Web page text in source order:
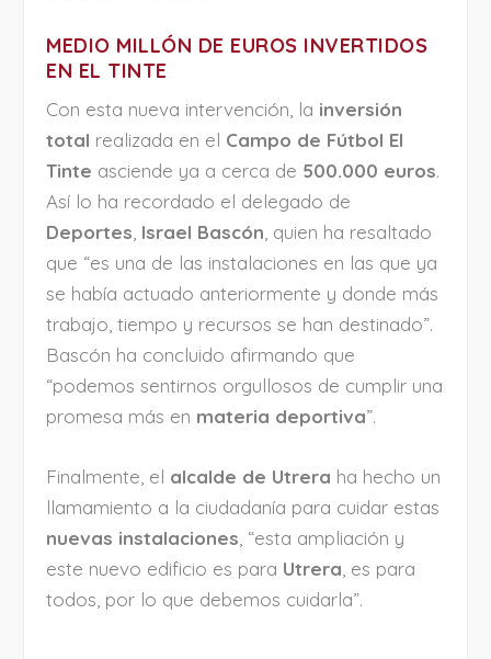
MEDIO MILLÓN DE EUROS INVERTIDOS
EN EL TINTE
Con esta nueva intervención, la inversión
total realizada en el Campo de Fútbol El
Tinte asciende ya a cerca de 500.000 euros.
Así lo ha recordado el delegado de
Deportes Israel Bascón , quien ha resaltado
que “es una de las instalaciones en las que ya
se había actuado anteriormente y donde más
trabajo, tiempo y recursos se han destinado”.
Bascón ha concluido afirmando que
“podemos sentirnos orgullosos de cumplir una
promesa más en materia deportiva”.
Finalmente, el alcalde de Utrera ha hecho un
llamamiento a la ciudadanía para cuidar estas
nuevas instalaciones, “esta ampliación y
este nuevo edificio es para Utrera, es para
todos, por lo que debemos cuidarla”.